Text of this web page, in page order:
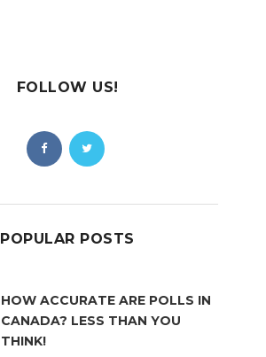
FOLLOW US!
POPULAR POSTS
HOW ACCURATE ARE POLLS IN
CANADA? LESS THAN YOU
THINK!